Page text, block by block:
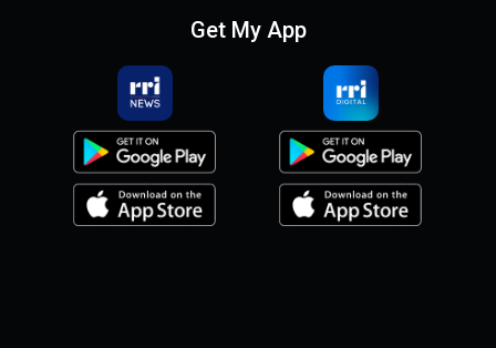
Get My App